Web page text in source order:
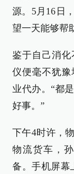
源。5月16日
望一天能够帮
鉴于自己消
仪便毫不犹
业代办。“都
好事。”
下午4时许，
物流货车，
备。手机屏幕